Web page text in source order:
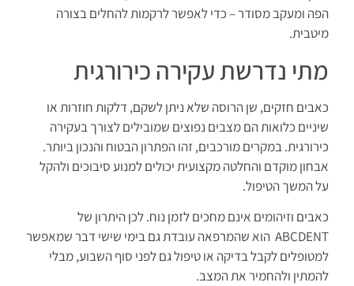
הפה ומעקב מסודר – כדי לאפשר לרקמות להחלים בצורה
מיטבית.
מתי נדרשת עקירה כירורגית
כאבים חזקים, שן הרוסה שלא ניתן לשקם, דלקות חוזרות או
שיניים כלואות הם מצבים נפוצים שמובילים לצורך בעקירה
כירורגית. במקרים מורכבים, זהו הפתרון הבטוח והנכון ביותר.
אבחון מוקדם והחלטה מקצועית יכולים למנוע סיבוכים ולהקל
על המשך הטיפול.
כאבים וזיהומים אינם מחכים לזמן נוח. לכן היתרון של
ABCDENT הוא שהמרפאה עובדת גם בימי שישי דבר שמאפשר
למטופלים לקבל בדיקה או טיפול גם לפני סוף השבוע, מבלי
להמתין ולהחמיר את המצב.